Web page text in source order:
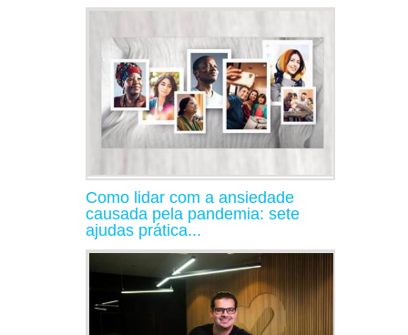
Como lidar com a ansiedade
causada pela pandemia: sete
ajudas prática...